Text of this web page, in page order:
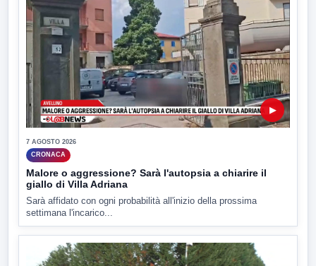
▶
7 AGOSTO 2026
CRONACA
Malore o aggressione? Sarà l'autopsia a chiarire il
giallo di Villa Adriana
Sarà affidato con ogni probabilità all'inizio della prossima
settimana l'incarico...